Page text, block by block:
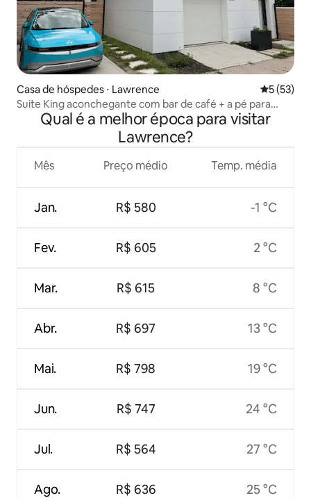
Casa de hóspedes ⋅ Lawrence 5 de uma
5 (53)
Suite King aconchegante com bar de café + a pé para
Mass StQual é a melhor época para visitar
Lawrence?
Mês
Jan.
Fev.
Mar.
Abr.
Mai.
Jun.
Jul.
Ago.
Preço médio
R$ 580
R$ 605
R$ 615
R$ 697
R$ 798
R$ 747
R$ 564
R$ 636
Temp. média
-1 °C
2 °C
8 °C
13 °C
19 °C
24 °C
27 °C
25 °C